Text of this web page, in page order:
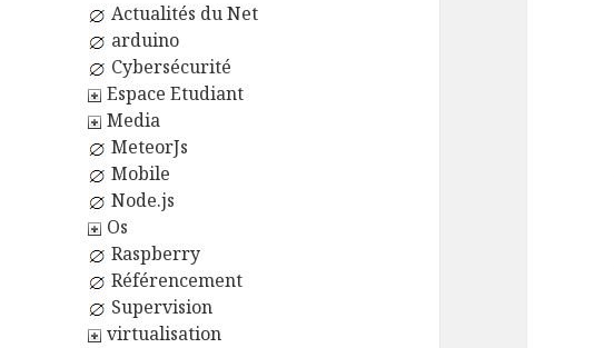
Actualités du Net
arduino
Cybersécurité
Espace Etudiant
Media
MeteorJs
Mobile
Node.js
Os
Raspberry
Référencement
Supervision
virtualisation